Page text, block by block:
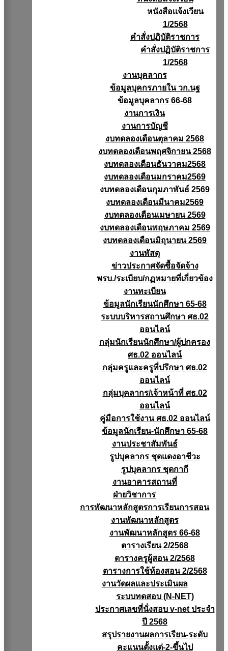
หนังสือเเจ้งเวียน
1/2568
คำสั่งปฏิบัติราชการ
คำสั่งปฏิบัติราชการ
1/2568
งานบุคลากร
ข้อมูลบุคกรภายใน วก.นฐ
ข้อมูลบุคลากร 66-68
งานการเงิน
งานการบัญชี
งบทดลองเดือนตุลาคม 2568
งบทดลองเดือนพฤศจิกายน 2568
งบทดลองเดือนธันวาคม2568
งบทดลองเดือนมกราคม2569
งบทดลองเดือนกุมภาพันธ์ 2569
งบทดลองเดือนมีนาคม2569
งบทดลองเดือนเมษายน 2569
งบทดลองเดือนพฤษภาคม 2569
งบทดลองเดือนมิถุนายน 2569
งานพัสดุ
ข่าวประกาศจัดซื้อจัดจ้าง
พรบ./ระเบียบ/กฏหมายที่เกี่ยวข้อง
งานทะเบียน
ข้อมูลนักเรียนนักศึกษา 65-68
ระบบบริหารสถานศึกษา ศธ.02
ออนไลน์
กลุ่มนักเรียนนักศึกษา/ผู้ปกครอง
ศธ.02 ออนไลน์
กลุ่มครูและครูที่ปรึกษา ศธ.02
ออนไลน์
กลุ่มบุคลากร/เจ้าหน้าที่ ศธ.02
ออนไลน์
คู่มือการใช้งาน ศธ.02 ออนไลน์
ข้อมูลนักเรียน-นักศึกษา 65-68
งานประชาสัมพันธ์
รูปบุคลากร ชุดแดงอาชีวะ
รูปบุคลากร ชุดกากี
งานอาคารสถานที่
ฝ่ายวิชาการ
การพัฒนาหลักสูตรการเรียนการสอน
งานพัฒนาหลักสูตร
งานพัฒนาหลักสูตร 66-68
ตารางเรียน 2/2568
ตารางครูผู้สอน 2/2568
ตารางการใช้ห้องสอน 2/2568
งานวัดผลเเละประเมินผล
ระบบทดสอบ (N-NET)
ประกาศเลขที่นั่งสอบ v-net ประจำ
ปี 2568
สรุปรายงานผลการเรียน-ระดับ
คะแนนตั้งแต่-2-ขึ้นไป